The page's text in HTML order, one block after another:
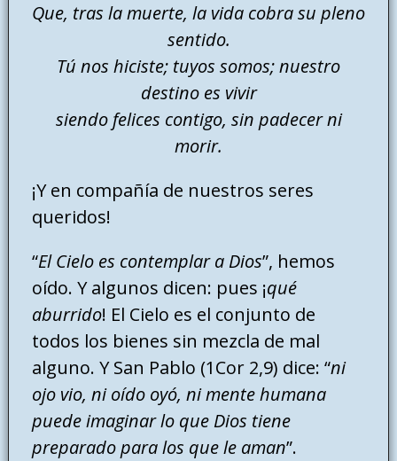
Que, tras la muerte, la vida cobra su pleno
sentido.
Tú nos hiciste; tuyos somos; nuestro
destino es vivir
siendo felices contigo, sin padecer ni
morir.
¡Y en compañía de nuestros seres
queridos!
“El Cielo es contemplar a Dios”, hemos
oído. Y algunos dicen: pues ¡qué
aburrido! El Cielo es el conjunto de
todos los bienes sin mezcla de mal
alguno. Y San Pablo (1Cor 2,9) dice: “ni
ojo vio, ni oído oyó, ni mente humana
puede imaginar lo que Dios tiene
preparado para los que le aman”.